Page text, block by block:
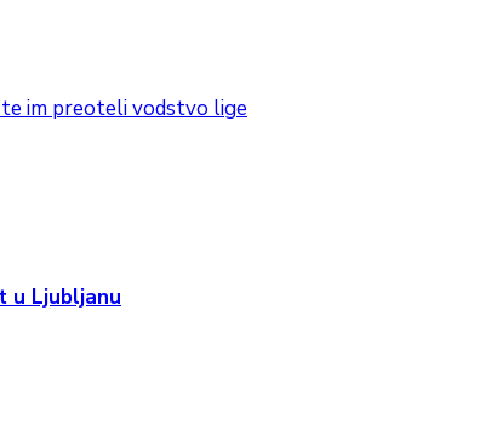
im preoteli vodstvo lige
u Ljubljanu